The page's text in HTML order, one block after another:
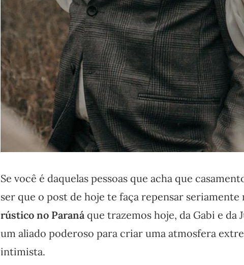
Se você é daquelas pessoas que acha que
ser que o post de hoje te faça repensar seriamente
rústico no Paraná que trazemos hoje, da Gabi e
um aliado poderoso para criar uma atmosfera
intimista.